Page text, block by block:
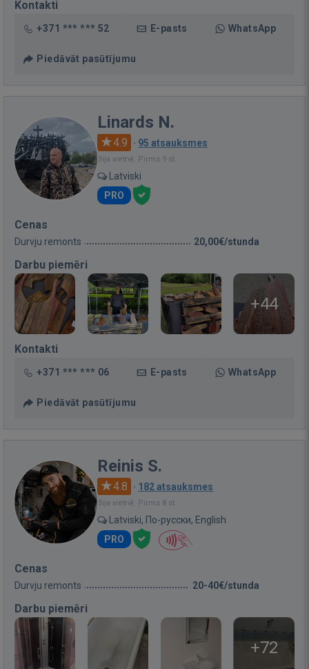
Kontakti
+371 *** *** 52 E-pasts WhatsApp
Piedāvāt pasūtījumu
Linards N.
4.9 · 95 atsauksmes
Bija vietnē: Pirms 9 st.
Latviski
PRO
Cenas
Durvju remonts 20,00€/stunda
Darbu piemēri
+44
Kontakti
+371 *** *** 06 E-pasts WhatsApp
Piedāvāt pasūtījumu
Reinis S.
4.8 · 182 atsauksmes
Bija vietnē: Pirms 8 st.
Latviski, По-русски, English
PRO
Cenas
Durvju remonts 20-40€/stunda
Darbu piemēri
+72